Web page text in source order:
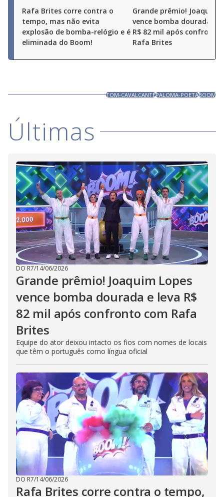
Rafa Brites corre contra o
tempo, mas não evita
explosão de bomba-relógio e é
eliminada do Boom!
Grande prêmio! Joaquim
vence bomba dourada e
R$ 82 mil após confronto
Rafa Brites
TOM-CAVALCANTEPALOMA-POETABOOM
Últimas
DO R7/14/06/2026
Grande prêmio! Joaquim Lopes
vence bomba dourada e leva R$
82 mil após confronto com Rafa
Brites
Equipe do ator deixou intacto os fios com nomes de locais
que têm o português como língua oficial
DO R7/14/06/2026
Rafa Brites corre contra o tempo,